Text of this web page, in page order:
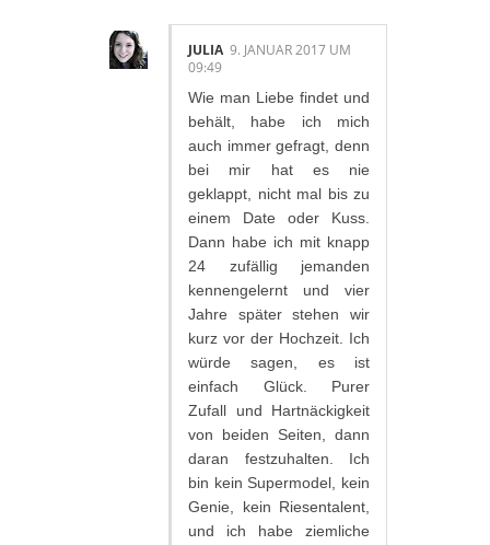
JULIA 9. JANUAR 2017 UM
09:49
Wie man Liebe findet und
behält, habe ich mich
auch immer gefragt, denn
bei mir hat es nie
geklappt, nicht mal bis zu
einem Date oder Kuss.
Dann habe ich mit knapp
24 zufällig jemanden
kennengelernt und vier
Jahre später stehen wir
kurz vor der Hochzeit. Ich
würde sagen, es ist
einfach Glück. Purer
Zufall und Hartnäckigkeit
von beiden Seiten, dann
daran festzuhalten. Ich
bin kein Supermodel, kein
Genie, kein Riesentalent,
und ich habe ziemliche